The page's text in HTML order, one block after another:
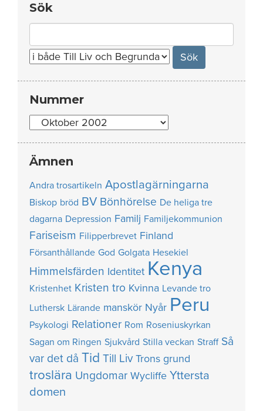
Sök
for:
Nummer
Nummer
Ämnen
Andra trosartikeln Apostlagärningarna
Biskop bröd BV Bönhörelse De heliga tre
dagarna Depression Familj Familjekommunion
Fariseism Filipperbrevet Finland
Försanthållande God Golgata Hesekiel
Himmelsfärden Identitet Kenya
Kristenhet Kristen tro Kvinna Levande tro
Luthersk Lärande manskör Nyår Peru
Psykologi Relationer Rom Roseniuskyrkan
Sagan om Ringen Sjukvård Stilla veckan Straff Så
var det då Tid Till Liv Trons grund
troslära Ungdomar Wycliffe Yttersta
domen